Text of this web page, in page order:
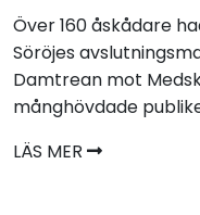
Över 160 åskådare
Söröjes
Damtrean mot
månghövdade
LÄS MER